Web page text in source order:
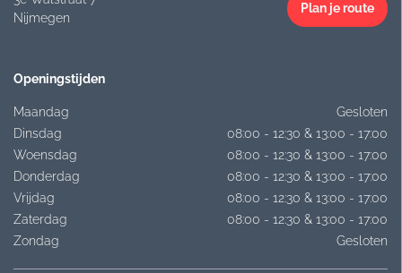
Nijmegen
Plan je route
Openingstijden
Maandag
Gesloten
Dinsdag
08:00 - 12:30 & 13:00 - 17:00
Woensdag
08:00 - 12:30 & 13:00 - 17:00
Donderdag
08:00 - 12:30 & 13:00 - 17:00
Vrijdag
08:00 - 12:30 & 13:00 - 17:00
Zaterdag
08:00 - 12:30 & 13:00 - 17:00
Zondag
Gesloten